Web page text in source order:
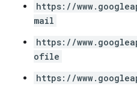
https://
mail
https://
ofile
https://